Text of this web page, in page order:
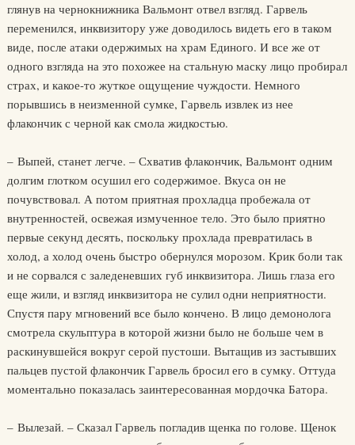
глянув на чернокнижника Вальмонт отвел взгляд. Гарвель
переменился, инквизитору уже доводилось видеть его в таком
виде, после атаки одержимых на храм Единого. И все же от
одного взгляда на это похожее на стальную маску лицо пробирал
страх, и какое-то жуткое ощущение чуждости. Немного
порывшись в неизменной сумке, Гарвель извлек из нее
флакончик с черной как смола жидкостью.
– Выпей, станет легче. – Схватив флакончик, Вальмонт одним
долгим глотком осушил его содержимое. Вкуса он не
почувствовал. А потом приятная прохладца пробежала от
внутренностей, освежая измученное тело. Это было приятно
первые секунд десять, поскольку прохлада превратилась в
холод, а холод очень быстро обернулся морозом. Крик боли так
и не сорвался с заледеневших губ инквизитора. Лишь глаза его
еще жили, и взгляд инквизитора не сулил одни неприятности.
Спустя пару мгновений все было кончено. В лицо демонолога
смотрела скульптура в которой жизни было не больше чем в
раскинувшейся вокруг серой пустоши. Вытащив из застывших
пальцев пустой флакончик Гарвель бросил его в сумку. Оттуда
моментально показалась заинтересованная мордочка Батора.
– Вылезай. – Сказал Гарвель погладив щенка по голове. Щенок